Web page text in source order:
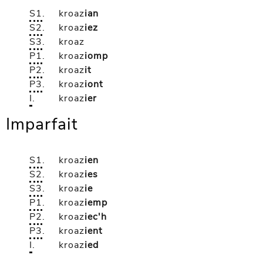
S1. kroazian
S2. kroaziez
S3.
kroaz
P1. kroaziomp
P2. kroazit
P3. kroaziont
I. kroazier
Imparfait
S1. kroazien
S2. kroazies
S3. kroazie
P1. kroaziemp
P2. kroaziec'h
P3. kroazient
I. kroazied